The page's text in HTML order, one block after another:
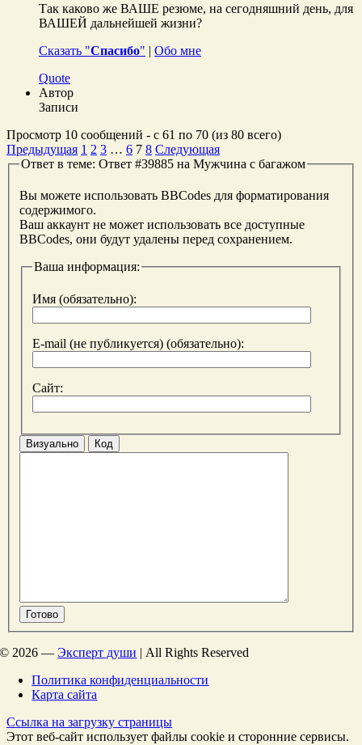
Так каково же ВАШЕ резюме, на сегодняшний день, для
ВАШЕЙ дальнейшей жизни?
Сказать "Спасибо" | Обо мне
Quote
Автор
Записи
Просмотр 10 сообщений - с 61 по 70 (из 80 всего)
Предыдущая 1 2 3 … 6 7 8 Следующая
Ответ в теме: Ответ #39885 на Мужчина с багажом
Вы можете использовать BBCodes для форматирования
содержимого.
Ваш аккаунт не может использовать все доступные
BBCodes, они будут удалены перед сохранением.
Ваша информация:
Имя (обязательно):
E-mail (не публикуется) (обязательно):
Сайт:
Визуально Код
Готово
© 2026 —Эксперт души | All Rights Reserved
Политика конфиденциальности
Карта сайта
Ссылка на загрузку страницы
Этот веб-сайт использует файлы cookie и сторонние сервисы.